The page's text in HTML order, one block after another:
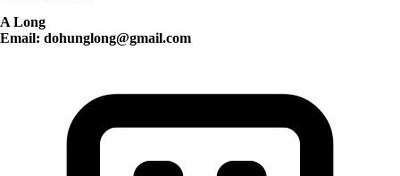
A Long
Email: dohunglong@gmail.com